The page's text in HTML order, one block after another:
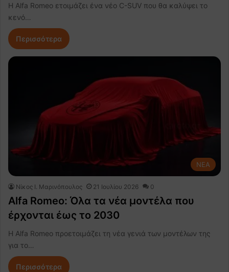
Η Alfa Romeo ετοιμάζει ένα νέο C-SUV που θα καλύψει το
κενό…
Περισσότερα
NEA
Nίκος Ι. Mαρινόπουλος 21 Ιουλίου 2026 0
Alfa Romeo: Όλα τα νέα μοντέλα που
έρχονται έως το 2030
Η Alfa Romeo προετοιμάζει τη νέα γενιά των μοντέλων της
για το…
Περισσότερα